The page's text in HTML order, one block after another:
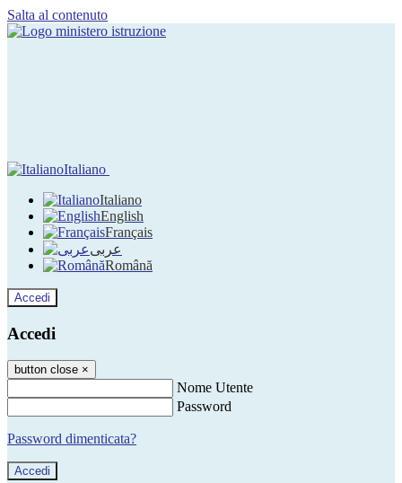
Salta al contenuto
Italiano
Italiano
English
Français
عربى
Română
Accedi
Accedi
button close ×
Nome Utente
Password
Password dimenticata?